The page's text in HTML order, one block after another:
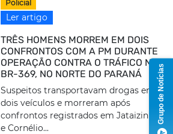
Policial
Ler artigo
TRÊS HOMENS MORREM EM DOIS
CONFRONTOS COM A PM DURANTE
OPERAÇÃO CONTRA O TRÁFICO NA
BR-369, NO NORTE DO PARANÁ
Suspeitos transportavam drogas em
dois veículos e morreram após
confrontos registrados em Jataizinho
e Cornélio...
Grupo de Notícias